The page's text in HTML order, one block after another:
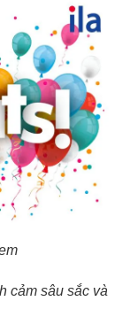
cảm sâu sắc và